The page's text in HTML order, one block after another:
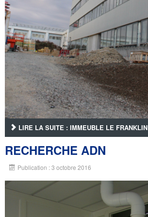
LIRE LA SUITE : IMMEUBLE LE FRANKLIN
RECHERCHE ADN
Publication : 3 octobre 2016